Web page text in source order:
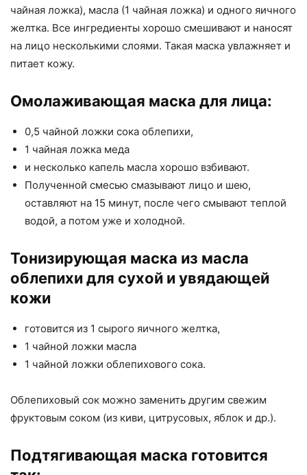
чайная ложка), масла (1 чайная ложка) и одного яичного
желтка. Все ингредиенты хорошо смешивают и наносят
на лицо несколькими слоями. Такая маска увлажняет и
питает кожу.
Омолаживающая маска для лица:
0,5 чайной ложки сока облепихи,
1 чайная ложка меда
и несколько капель масла хорошо взбивают.
Полученной смесью смазывают лицо и шею,
оставляют на 15 минут, после чего смывают теплой
водой, а потом уже и холодной.
Тонизирующая маска из масла
облепихи для сухой и увядающей
кожи
готовится из 1 сырого яичного желтка,
1 чайной ложки масла
1 чайной ложки облепихового сока.
Облепиховый сок можно заменить другим свежим
фруктовым соком (из киви, цитрусовых, яблок и др.).
Подтягивающая маска готовится